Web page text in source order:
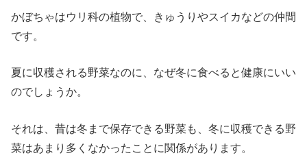
かぼちゃはウリ科の植物で、きゅうりやスイカなどの仲間
です。
夏に収穫される野菜なのに、なぜ冬に食べると健康にいい
のでしょうか。
それは、昔は冬まで保存できる野菜も、冬に収穫できる野
菜はあまり多くなかったことに関係があります。